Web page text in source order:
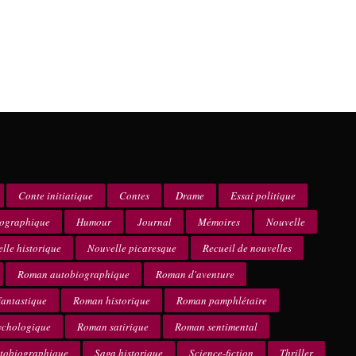
Conte initiatique Contes Drame
Essai politique
Humour Journal Mémoires
Nouvelle
historique
Nouvelle picaresque
Recueil de nouvelles
Roman autobiographique
Roman d'aventure
Roman historique
Roman pamphlétaire
Roman satirique
Roman sentimental
Saga historique Science-fiction Thriller